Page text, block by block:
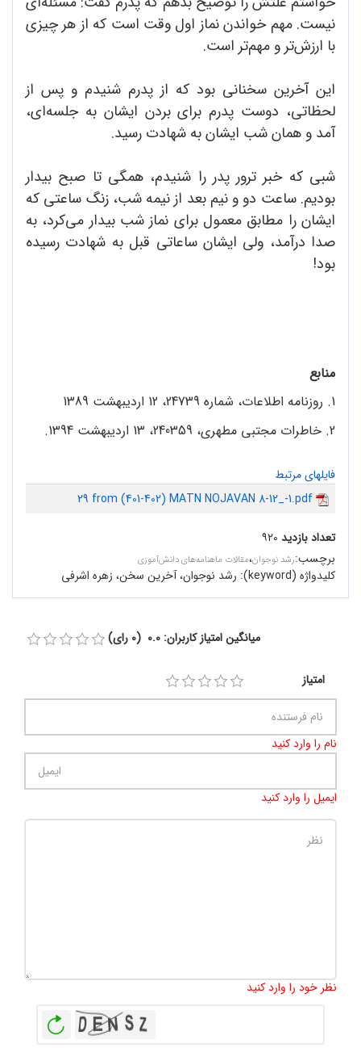
نیست. مهم خواندن نماز اول وقت است که از هر چیزی
با ارزش‌تر و مهم‌تر است.
این آخرین سخنانی بود که از پدرم شنیدم و پس از
لحظاتی، دوست پدرم برای بردن ایشان به جلسه‌ای،
آمد و همان شب ایشان به شهادت رسید.
شبی که خبر ترور پدر را شنیدم، همگی تا صبح بیدار
بودیم. ساعت دو و نیم بعد از نیمه شب، زنگ ساعتی که
ایشان را مطابق معمول برای نماز شب بیدار می‌کرد، به
صدا درآمد، ولی ایشان ساعاتی قبل به شهادت رسیده
بود!
منابع
1. روزنامه اطلاعات، شماره 24739، 12 اردیبهشت 1389
2. خاطرات مجتبی مطهری، 240359، 13 اردیبهشت 1394.
فایلهای مرتبط
29 from (401-402) MATN NOJAVAN 8-12_-1.pdf
تعداد بازدید ۹۲۰
برچسب:رشد نوجوان،مقالات ماهنامه‌های دانش‌آموزی
کلیدواژه (keyword): رشد نوجوان، آخرین سخن، زهره اشرفی
میانگین امتیاز کاربران: 0.0 (0 رای)
امتیاز
نام را وارد کنید
ایمیل را وارد کنید
نظر خود را وارد کنید